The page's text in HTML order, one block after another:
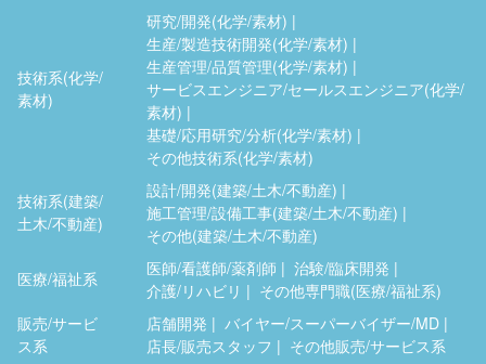
技術系(化学/
素材)
研究/開発(化学/素材)
生産/製造技術開発(化学/素材)
生産管理/品質管理(化学/素材)
サービスエンジニア/セールスエンジニア(化学/
素材)
基礎/応用研究/分析(化学/素材)
その他技術系(化学/素材)
技術系(建築/
土木/不動産)
設計/開発(建築/土木/不動産)
施工管理/設備工事(建築/土木/不動産)
その他(建築/土木/不動産)
医療/福祉系
医師/看護師/薬剤師
治験/臨床開発
介護/リハビリ
その他専門職(医療/福祉系)
販売/サービ
ス系
店舗開発
バイヤー/スーパーバイザー/MD
店長/販売スタッフ
その他販売/サービス系